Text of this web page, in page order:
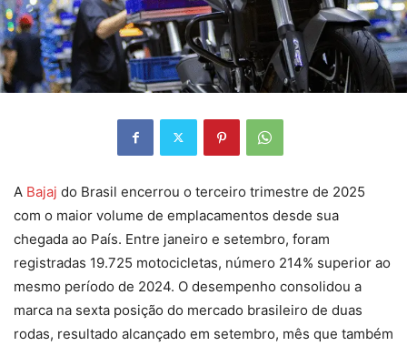
A Bajaj do Brasil encerrou o terceiro trimestre de 2025
com o maior volume de emplacamentos desde sua
chegada ao País. Entre janeiro e setembro, foram
registradas 19.725 motocicletas, número 214% superior ao
mesmo período de 2024. O desempenho consolidou a
marca na sexta posição do mercado brasileiro de duas
rodas, resultado alcançado em setembro, mês que também